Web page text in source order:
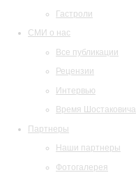
Гастроли
СМИ о нас
Все публикации
Рецензии
Интервью
Время Шостаковича
Партнеры
Наши партнеры
Фотогалерея